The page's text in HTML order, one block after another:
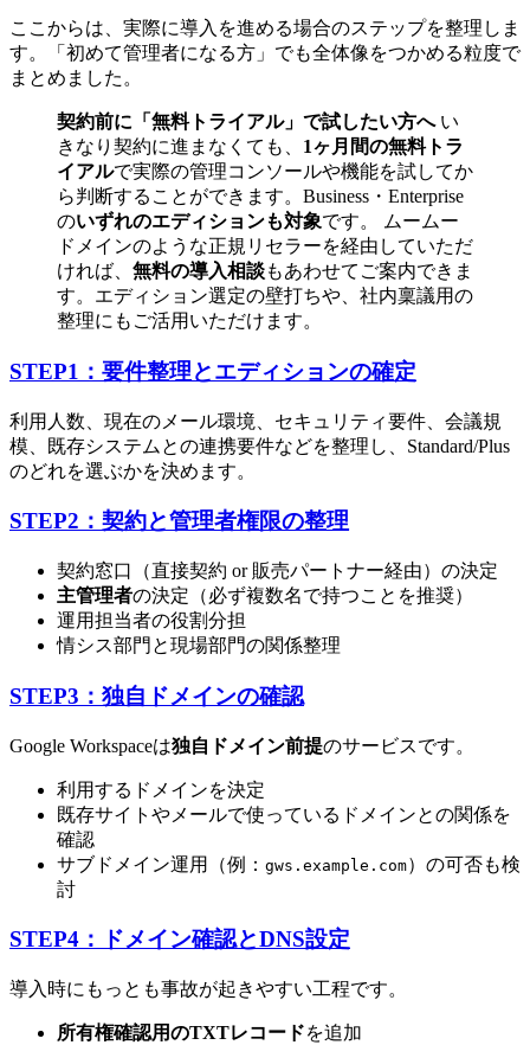
ここからは、実際に導入を進める場合のステップを整理しま
す。「初めて管理者になる方」でも全体像をつかめる粒度で
まとめました。
契約前に「無料トライアル」で試したい方へい
きなり契約に進まなくても、 1ヶ月間の無料トラ
イアルで実際の管理コンソールや機能を試してか
ら判断することができます。Business・Enterprise
のいずれのエディションも対象です。 ムームー
ドメインのような正規リセラーを経由していただ
ければ、 無料の導入相談もあわせてご案内できま
す。エディション選定の壁打ちや、社内稟議用の
整理にもご活用いただけます。
STEP1：要件整理とエディションの確定
利用人数、現在のメール環境、セキュリティ要件、会議規
模、既存システムとの連携要件などを整理し、Standard/Plus
のどれを選ぶかを決めます。
STEP2：契約と管理者権限の整理
契約窓口（直接契約 or 販売パートナー経由）の決定
主管理者の決定（必ず複数名で持つことを推奨）
運用担当者の役割分担
情シス部門と現場部門の関係整理
STEP3：独自ドメインの確認
Google Workspaceは独自ドメイン前提のサービスです。
利用するドメインを決定
既存サイトやメールで使っているドメインとの関係を
確認
サブドメイン運用（例： gws.example.com）の可否も検
討
STEP4：ドメイン確認とDNS設定
導入時にもっとも事故が起きやすい工程です。
所有権確認用のTXTレコードを追加